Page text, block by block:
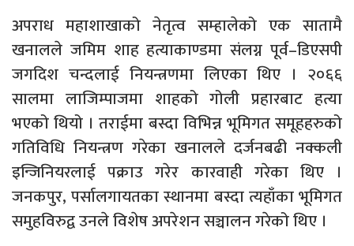
अपराध महाशाखाको नेतृत्व सम्हालेको एक सातामै
खनालले जमिम शाह हत्याकाण्डमा संलग्न पूर्व–डिएसपी
जगदिश चन्दलाई नियन्त्रणमा लिएका थिए । २०६६
सालमा लाजिम्पाजमा शाहको गोली प्रहारबाट हत्या
भएको थियो । तराईमा बस्दा विभिन्न भूमिगत समूहहरुको
गतिविधि नियन्त्रण गरेका खनालले दर्जनबढी नक्कली
इन्जिनियरलाई पक्राउ गरेर कारवाही गरेका थिए ।
जनकपुर, पर्सालगायतका स्थानमा बस्दा त्यहाँका भूमिगत
समुहविरुद्व उनले विशेष अपरेशन सञ्चालन गरेको थिए ।